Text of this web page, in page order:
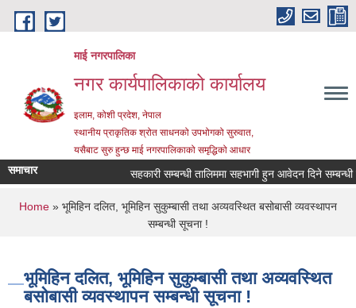
Skip to main content
माई नगरपालिका
नगर कार्यपालिकाको कार्यालय
इलाम, कोशी प्रदेश, नेपाल
स्थानीय प्राकृतिक श्रोत साधनको उपभोगको सुरुवात,
यसैबाट सुरु हुन्छ माई नगरपालिकाको समृद्धिको आधार
समाचार सहकारी सम्बन्धी तालिममा सहभागी हुन आवेदन दिने सम्बन्धी
You are here
Home » भूमिहिन दलित, भूमिहिन सुकुम्बासी तथा अव्यवस्थित बसोबासी व्यवस्थापन
सम्बन्धी सूचना !
भूमिहिन दलित, भूमिहिन सुकुम्बासी तथा अव्यवस्थित
बसोबासी व्यवस्थापन सम्बन्धी सूचना !